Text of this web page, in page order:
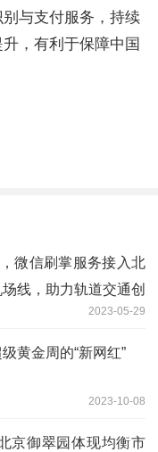
与支付服务，持续
，有利于保障中国
微信刷掌服务接入北
线，助力轨道交通创
2023-05-29
黄金周的“新网红”
2023-10-08
京御翠园体现均衡市